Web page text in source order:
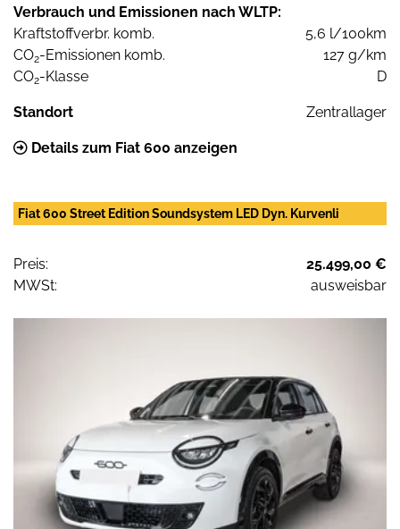
Verbrauch und Emissionen nach WLTP:
Kraftstoffverbr. komb.
5,6 l/100km
CO2-Emissionen komb.
127 g/km
CO2-Klasse D
Standort Zentrallager
Details zum Fiat 600 anzeigen
Fiat 600 Street Edition Soundsystem LED Dyn. Kurvenli
Preis:
25.499,00 €
MWSt:
ausweisbar